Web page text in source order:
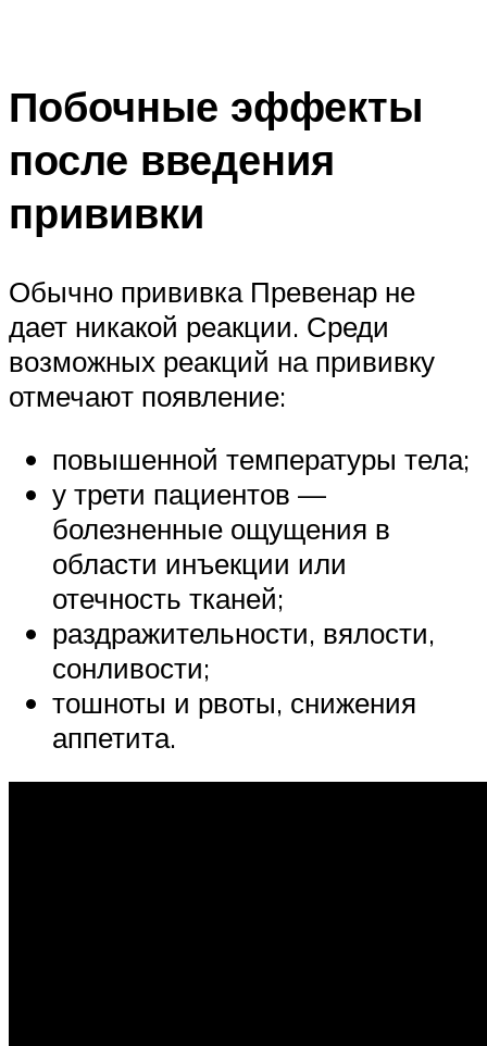
Побочные эффекты
после введения
прививки
Обычно прививка Превенар не
дает никакой реакции. Среди
возможных реакций на прививку
отмечают появление:
повышенной температуры тела;
у трети пациентов —
болезненные ощущения в
области инъекции или
отечность тканей;
раздражительности, вялости,
сонливости;
тошноты и рвоты, снижения
аппетита.